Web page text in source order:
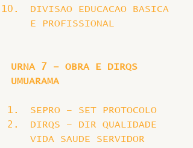
DIVISAO EDUCACAO BASICA
E PROFISSIONAL
URNA 7 – OBRA E DIRQS
UMUARAMA
SEPRO – SET PROTOCOLO
DIRQS – DIR QUALIDADE
VIDA SAUDE SERVIDOR